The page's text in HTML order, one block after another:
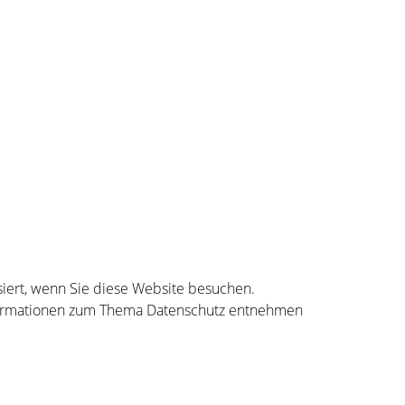
wenn Sie diese Website besuchen.
zum Thema Datenschutz entnehmen